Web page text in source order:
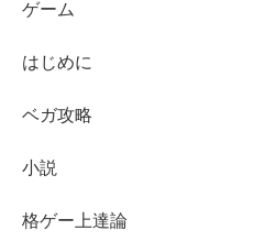
ゲーム
はじめに
ベガ攻略
小説
格ゲー上達論